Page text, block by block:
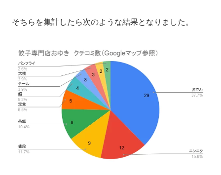
そちらを集計したら次のような結果となりました。